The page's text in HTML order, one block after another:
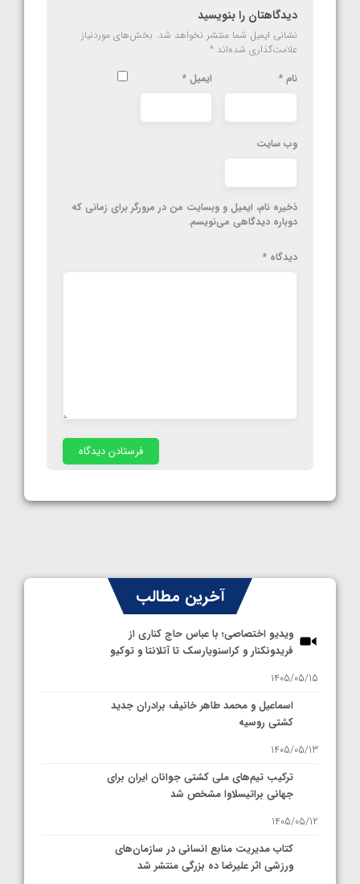
دیدگاهتان را بنویسید
نشانی ایمیل شما منتشر نخواهد شد. بخش‌های موردنیاز
علامت‌گذاری شده‌اند *
نام * ایمیل *
وب‌ سایت
ذخیره نام، ایمیل و وبسایت من در مرورگر برای زمانی که
دوباره دیدگاهی می‌نویسم.
دیدگاه *
آخرین مطالب
ویدیو اختصاصی؛ با عباس حاج کناری از
فریدونکنار و کراسنویارسک تا آتلانتا و توکیو
1405/05/15
اسماعیل و محمد طاهر خانیف برادران جدید
کشتی روسیه
1405/05/13
ترکیب تیم‌های ملی کشتی جوانان ایران برای
جهانی براتیسلاوا مشخص شد
1405/05/12
کتاب مدیریت منابع انسانی در سازمان‌های
ورزشی اثر علیرضا ده بزرگی منتشر شد